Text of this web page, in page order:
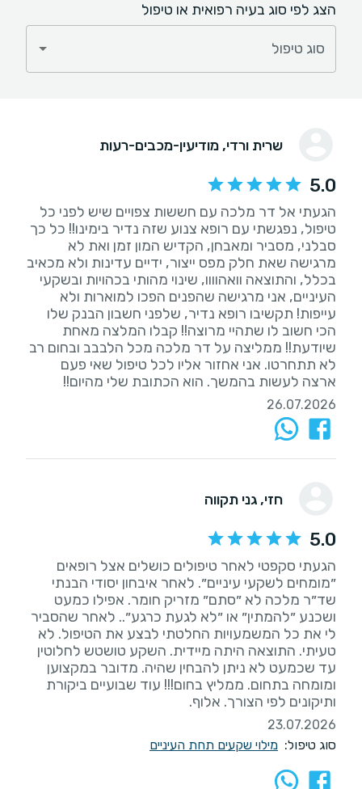
הצג לפי סוג בעיה רפואית או טיפול
סוג טיפול
שרית ורדי, מודיעין-מכבים-רעות
5.0
הגעתי אל דר מלכה עם חששות צפויים שיש לפני כל
טיפול, נפגשתי עם רופא צנוע שזה נדיר בימינו!! כל כך
סבלני, מסביר ומאבחן, הקדיש המון זמן ואת לא
מרגישה שאת חלק מפס ייצור, ידיים עדינות ולא מכאיב
בכלל, והתוצאה וואהוווו, שינוי מהותי בכהויות ובשקעי
העיניים, אני מרגישה שהפנים הפכו למוארות ולא
עייפות! תקשיבו רופא נדיר, שלפני חשבון הבנק שלו
הכי חשוב לו שתהיי מרוצה!! קבלו המלצה מאחת
שיודעת!! ממליצה על דר מלכה מכל הלבבב ובחום רב
לא תתחרטו. אני אחזור אליו לכל טיפול שאי פעם
ארצה לעשות בהמשך. הוא הכתובת שלי מהיום!!
26.07.2026
חזי, גני תקווה
5.0
הגעתי סקפטי לאחר טיפולים כושלים אצל רופאים
״מומחים לשקעי עיניים״. לאחר איבחון יסודי הבנתי
שד״ר מלכה לא ״סתם״ מזריק חומר. אפילו כמעט
ושכנע ״להמתין״ או ״לא לגעת כרגע״.. לאחר שהסביר
לי את כל המשמעויות החלטתי לבצע את הטיפול. לא
טעיתי. התוצאה היתה מיידית. השקע טושטש לחלוטין
עד שכמעט לא ניתן להבחין שהיה. מדובר במקצוען
ומומחה בתחום. ממליץ בחום!!! עוד שבועיים ביקורת
ותיקונים לפי הצורך. אלוף.
23.07.2026
סוג טיפול: מילוי שקעים תחת העיניים